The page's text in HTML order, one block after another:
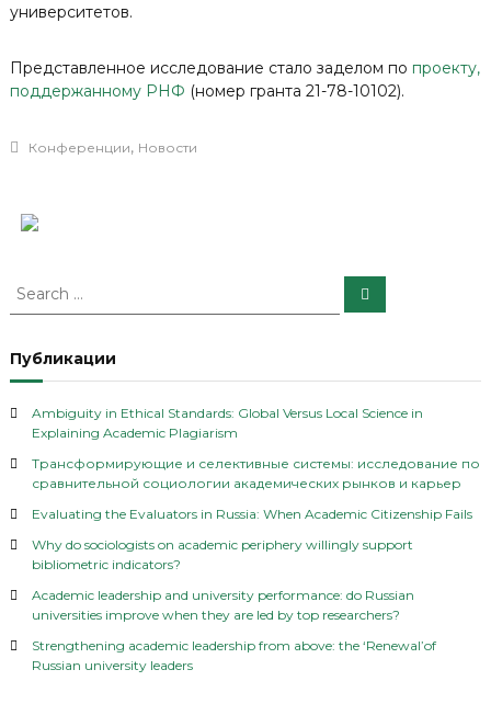
университетов.
Представленное исследование стало заделом по проекту,
поддержанному РНФ (номер гранта 21-78-10102).
Конференции, Новости
S
e
r
c
f
r
S
e
Публикации
Ambiguity in Ethical Standards: Global Versus Local Science in
Explaining Academic Plagiarism
Трансформирующие и селективные системы: исследование по
сравнительной социологии академических рынков и карьер
Evaluating the Evaluators in Russia: When Academic Citizenship Fails
Why do sociologists on academic periphery willingly support
bibliometric indicators?
Academic leadership and university performance: do Russian
universities improve when they are led by top researchers?
Strengthening academic leadership from above: the ‘Renewal’of
Russian university leaders